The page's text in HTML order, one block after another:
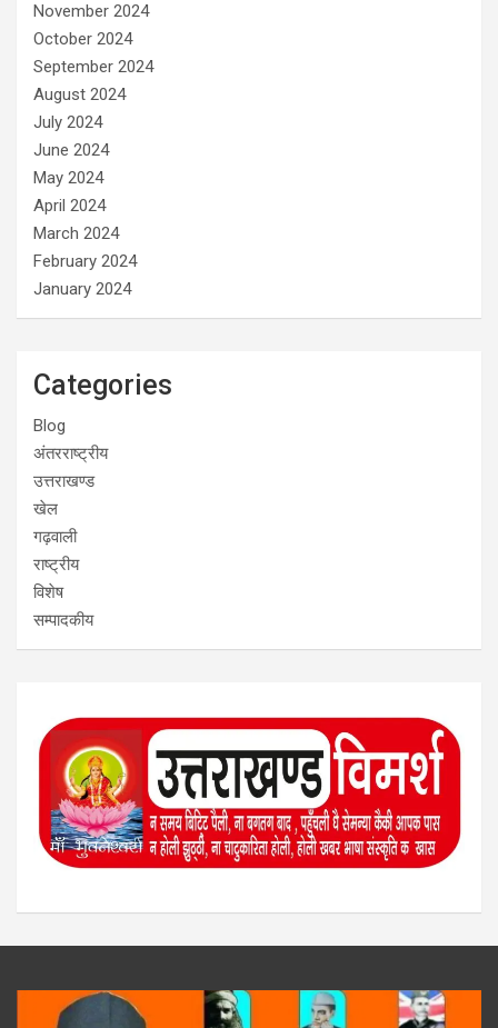
November 2024
October 2024
September 2024
August 2024
July 2024
June 2024
May 2024
April 2024
March 2024
February 2024
January 2024
Categories
Blog
अंतरराष्ट्रीय
उत्तराखण्ड
खेल
गढ़वाली
राष्ट्रीय
विशेष
सम्पादकीय